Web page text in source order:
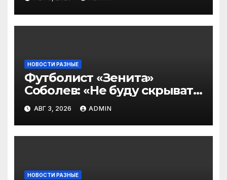
2‑го тура РПЛ по версии
подписчиков МАТЧ
ПРЕМЬЕР
НОВОСТИ РАЗНЫЕ
Футболист «Зенита»
Соболев: «Не буду скрывать
— в Оренбурге всегда
тяжело играть»
АВГ 3, 2026 ADMIN
НОВОСТИ РАЗНЫЕ